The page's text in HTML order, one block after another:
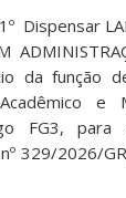
Dispensar
da função
e
FG3,
329/2026/